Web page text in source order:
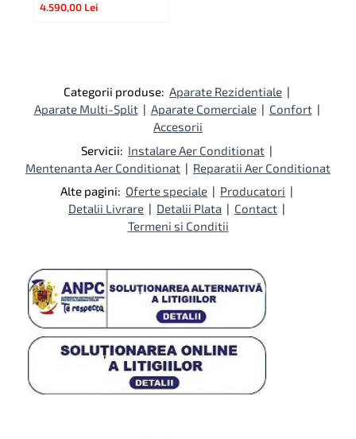
4.590,00 Lei
Categorii produse: Aparate Rezidentiale |
Aparate Multi-Split| Aparate Comerciale| Confort|
Accesorii
Servicii: Instalare Aer Conditionat |
Mentenanta Aer Conditionat | Reparatii Aer Conditionat
Alte pagini: Oferte speciale | Producatori |
Detalii Livrare | Detalii Plata | Contact |
Termeni si Conditii